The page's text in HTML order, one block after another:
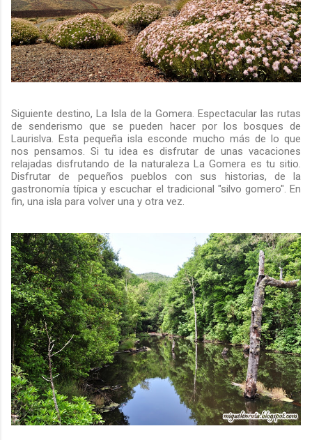
Siguiente destino, La Isla de la Gomera. Espectacular las rutas
de senderismo que se pueden hacer por los bosques de
Laurislva. Esta pequeña isla esconde mucho más de lo que
nos pensamos. Si tu idea es disfrutar de unas vacaciones
relajadas disfrutando de la naturaleza La Gomera es tu sitio.
Disfrutar de pequeños pueblos con sus historias, de la
gastronomía típica y escuchar el tradicional "silvo gomero". En
fin, una isla para volver una y otra vez.